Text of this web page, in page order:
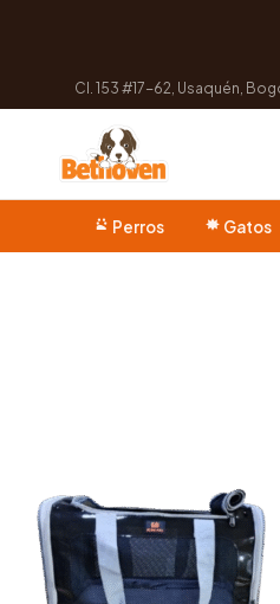
Cl. 153 #17-62, Usaquén,
Perros Gatos